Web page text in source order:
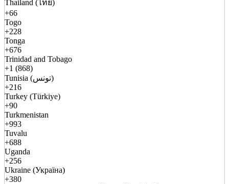
Thailand (ไทย)
+66
Togo
+228
Tonga
+676
Trinidad and Tobago
+1 (868)
Tunisia (تونس)
+216
Turkey (Türkiye)
+90
Turkmenistan
+993
Tuvalu
+688
Uganda
+256
Ukraine (Україна)
+380